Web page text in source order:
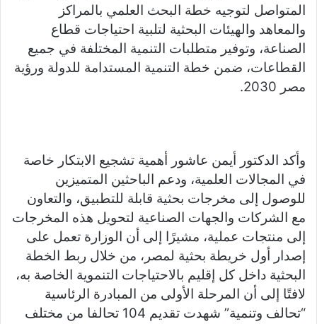
المتواصل لتوجيه خطة البحث العلمي بالمراكز
والمعاهد والهيئات البحثية لتلبية احتياجات قطاع
الصناعة، وتوفير متطلبات التنمية المختلفة في جميع
القطاعات، ضمن خطة التنمية المستدامة للدولة ورؤية
مصر 2030.
وأكد الدكتور أيمن عاشور أهمية تشجيع الابتكار خاصة
في المجالات العلمية، ودعم الباحثين المتميزين
للوصول إلى مخرجات بحثية قابلة للتطبيق، والتعاون
مع الشركات والجهات الصناعية لتحويل هذه المخرجات
إلى منتجات عملية، مشيرًا إلى أن الوزارة تعمل على
إصدار أول خريطة بحثية لمصر، من خلال ربط الخطة
البحثية داخل كل إقليم بالاحتياجات التنموية الخاصة به،
لافتًا إلى أن المرحلة الأولى من المبادرة الرئاسية
“تحالف وتنمية” شهدت تقديم 104 تحالفا من مختلف